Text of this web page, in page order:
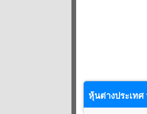
หุ้นต่างประเทศ